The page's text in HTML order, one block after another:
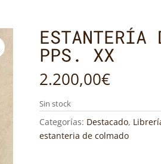
ESTANTERÍA
PPS. XX
2.200,00€
Sin stock
Categorías: Destacado,
estanteria de colmado